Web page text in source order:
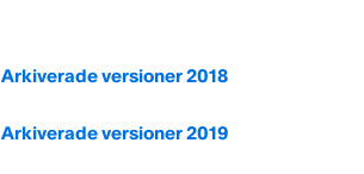
Arkiverade versioner 2018
Arkiverade versioner 2019